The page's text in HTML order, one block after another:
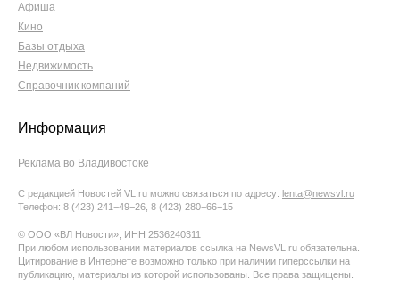
Афиша
Кино
Базы отдыха
Недвижимость
Справочник компаний
Информация
Реклама во Владивостоке
С редакцией Новостей VL.ru можно связаться по адресу: lenta@newsvl.ru
Телефон: 8 (423) 241−49−26, 8 (423) 280−66−15
© ООО «ВЛ Новости», ИНН 2536240311
При любом использовании материалов ссылка на NewsVL.ru обязательна.
Цитирование в Интернете возможно только при наличии гиперссылки на
публикацию, материалы из которой использованы. Все права защищены.